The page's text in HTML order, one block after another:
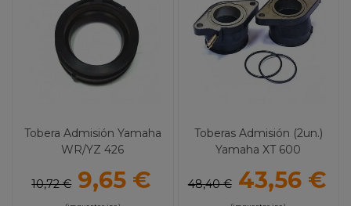
Tobera Admisión Yamaha
WR/YZ 426
10,72 € 9,65 €
Toberas Admisión (2un.)
Yamaha XT 600
48,40 € 43,56 €